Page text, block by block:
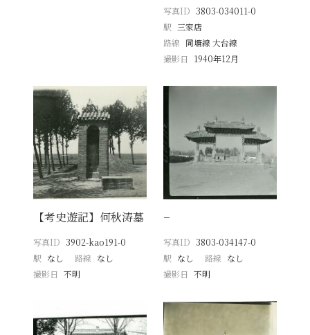
写真ID 3803-034011-0
駅 三家店
路線 同塘線 大台線
撮影日
1940年12月
【考史遊記】何秋涛墓
写真ID 3902-kao191-0
駅 なし 路線 なし
撮影日
不明
−
写真ID 3803-034147-0
駅 なし 路線 なし
撮影日 不明